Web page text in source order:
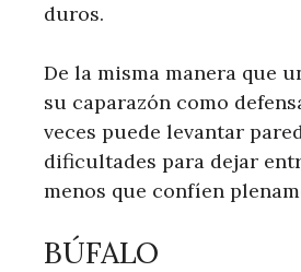
duros.
De la misma manera que
su caparazón como
veces puede levantar
dificultades para dejar
menos que confíen
BÚFALO